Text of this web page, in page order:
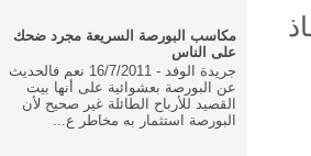
مكاسب البورصة السريعة مجرد ضحك
على الناس
جريدة الوفد - 16/7/2011 نعم فالحديث
عن البورصة بعشوائية على أنها بيت
القصيد للأرباح الطائلة غير صحيح لأن
البورصة استثمار به مخاطر ع...